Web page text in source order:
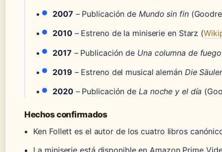
2007 – Publicación de Mundo sin fin
2010– Estreno de la miniserie en Starz (
2017 – Publicación de Una columna de fuego
2019 – Estreno del musical alemán Die
2020– Publicación de La noche y el día
Hechos confirmados
Ken Follett es el autor de los cuatro libros
La miniserie está disponible en Amazon Prime